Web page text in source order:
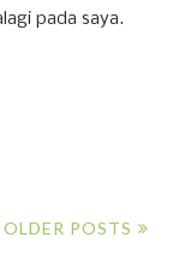
pada saya.
OLDER POSTS